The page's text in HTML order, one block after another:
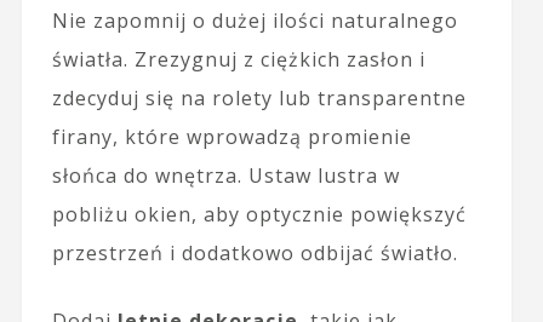
Nie zapomnij o dużej ilości naturalnego
światła. Zrezygnuj z ciężkich zasłon i
zdecyduj się na rolety lub transparentne
firany, które wprowadzą promienie
słońca do wnętrza. Ustaw lustra w
pobliżu okien, aby optycznie powiększyć
przestrzeń i dodatkowo odbijać światło.